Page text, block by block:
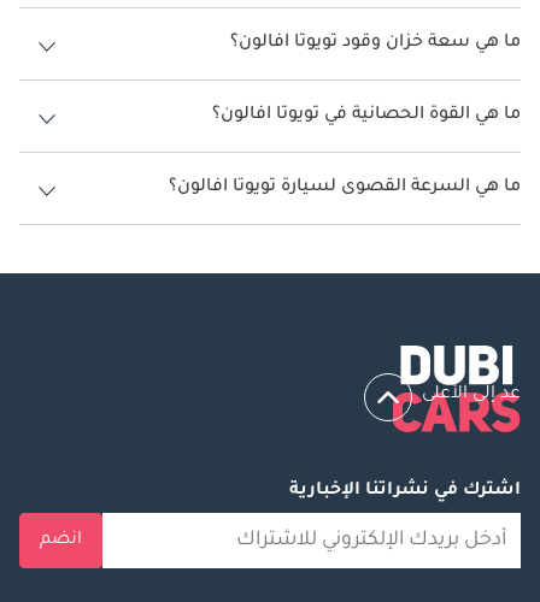
يتراوح استهلاك الوقود لسيارة تويوتا افالون بين 11.1 كم/ليتر.
ما هي سعة خزان وقود تويوتا افالون؟
سعة خزان وقود تويوتا افالون 605 ليتر.
ما هي القوة الحصانية في تويوتا افالون؟
تنتج تويوتا افالون قوة 297 حصان.
ما هي السرعة القصوى لسيارة تويوتا افالون؟
السرعة القصوى لسيارة تويوتا افالون هي 230 كم/الساعة.
عد إلى الأعلى
اشترك في نشراتنا الإخبارية
انضم